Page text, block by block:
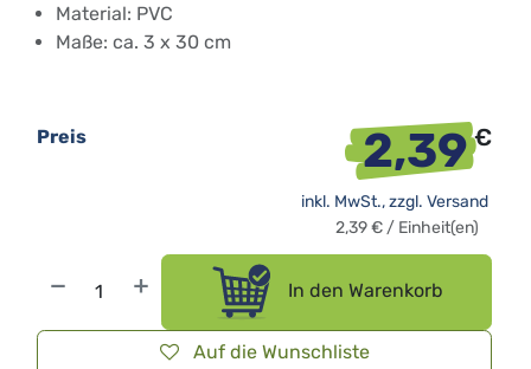
Material: PVC
Maße: ca. 3 x 30 cm
In den Warenkorb
Auf die Wunschliste
Preis 2,39€
inkl. MwSt., zzgl. Versand
2,39€/ Einheit(en)